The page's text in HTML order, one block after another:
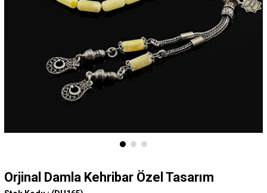
Orjinal Damla Kehribar Özel Tasarım